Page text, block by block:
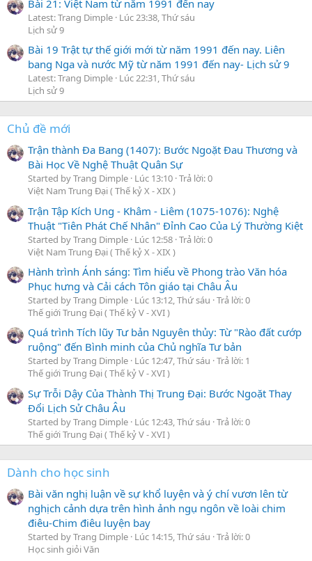
Bài 21: Việt Nam từ năm 1991 đến nay
Latest: Trang Dimple Lúc 23:38, Thứ sáu
Lịch sử 9
Bài 19 Trật tự thế giới mới từ năm 1991 đến nay. Liên
bang Nga và nước Mỹ từ năm 1991 đến nay- Lịch sử 9
Latest: Trang Dimple Lúc 22:31, Thứ sáu
Lịch sử 9
Chủ đề mới
Trận thành Đa Bang (1407): Bước Ngoặt Đau Thương và
Bài Học Về Nghệ Thuật Quân Sự
Started by Trang Dimple Lúc 13:10 Trả lời: 0
Việt Nam Trung Đại ( Thế kỷ X - XIX )
Trận Tập Kích Ung - Khâm - Liêm (1075-1076): Nghệ
Thuật "Tiên Phát Chế Nhân" Đỉnh Cao Của Lý Thường Kiệt
Started by Trang Dimple Lúc 12:58 Trả lời: 0
Việt Nam Trung Đại ( Thế kỷ X - XIX )
Hành trình Ánh sáng: Tìm hiểu về Phong trào Văn hóa
Phục hưng và Cải cách Tôn giáo tại Châu Âu
Started by Trang Dimple Lúc 13:12, Thứ sáu Trả lời: 0
Thế giới Trung Đại ( Thế kỷ V - XVI )
Quá trình Tích lũy Tư bản Nguyên thủy: Từ "Rào đất cướp
ruộng" đến Bình minh của Chủ nghĩa Tư bản
Started by Trang Dimple Lúc 12:47, Thứ sáu Trả lời: 1
Thế giới Trung Đại ( Thế kỷ V - XVI )
Sự Trỗi Dậy Của Thành Thị Trung Đại: Bước Ngoặt Thay
Đổi Lịch Sử Châu Âu
Started by Trang Dimple Lúc 12:43, Thứ sáu Trả lời: 0
Thế giới Trung Đại ( Thế kỷ V - XVI )
Dành cho học sinh
Bài văn nghị luận về sự khổ luyện và ý chí vươn lên từ
nghịch cảnh dựa trên hình ảnh ngụ ngôn về loài chim
điêu-Chim điêu luyện bay
Started by Trang Dimple Lúc 14:15, Thứ sáu Trả lời: 0
Học sinh giỏi Văn